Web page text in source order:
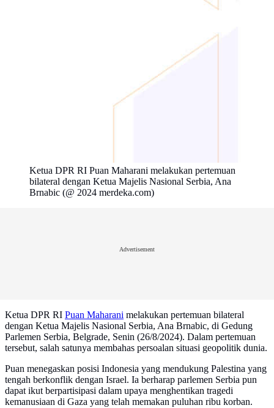
Ketua DPR RI Puan Maharani melakukan pertemuan
bilateral dengan Ketua Majelis Nasional Serbia, Ana
Brnabic (@ 2024 merdeka.com)
Advertisement
Ketua DPR RI Puan Maharani melakukan pertemuan bilateral
dengan Ketua Majelis Nasional Serbia, Ana Brnabic, di Gedung
Parlemen Serbia, Belgrade, Senin (26/8/2024). Dalam pertemuan
tersebut, salah satunya membahas persoalan situasi geopolitik dunia.
Puan menegaskan posisi Indonesia yang mendukung Palestina yang
tengah berkonflik dengan Israel. Ia berharap parlemen Serbia pun
dapat ikut berpartisipasi dalam upaya menghentikan tragedi
kemanusiaan di Gaza yang telah memakan puluhan ribu korban.